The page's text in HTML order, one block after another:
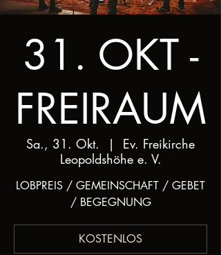
31. OKT -
FREIRAUM
Sa., 31. Okt.
  |
Ev. Freikirche
Leopoldshöhe e. V.
LOBPREIS / GEMEINSCHAFT / GEBET
/ BEGEGNUNG
KOSTENLOS